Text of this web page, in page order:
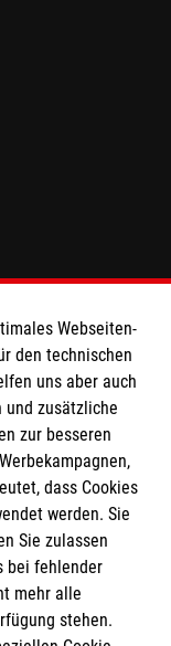
Webseiten-
den technischen
uns aber auch
und zusätzliche
zur besseren
dass Cookies
werden. Sie
Sie zulassen
bei fehlender
mehr alle
stehen.